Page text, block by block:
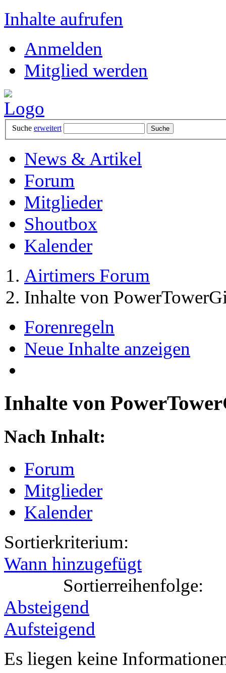
Inhalte aufrufen
Anmelden
Mitglied werden
Suche erweitert
News & Artikel
Forum
Mitglieder
Shoutbox
Kalender
Airtimers Forum
Inhalte von
Forenregeln
Neue Inhalte anzeigen
Inhalte von
Nach Inhalt:
Forum
Mitglieder
Kalender
Sortierkriterium:
Wann hinzugefügt
Sortierreihenfolge:
Absteigend
Aufsteigend
Es liegen keine